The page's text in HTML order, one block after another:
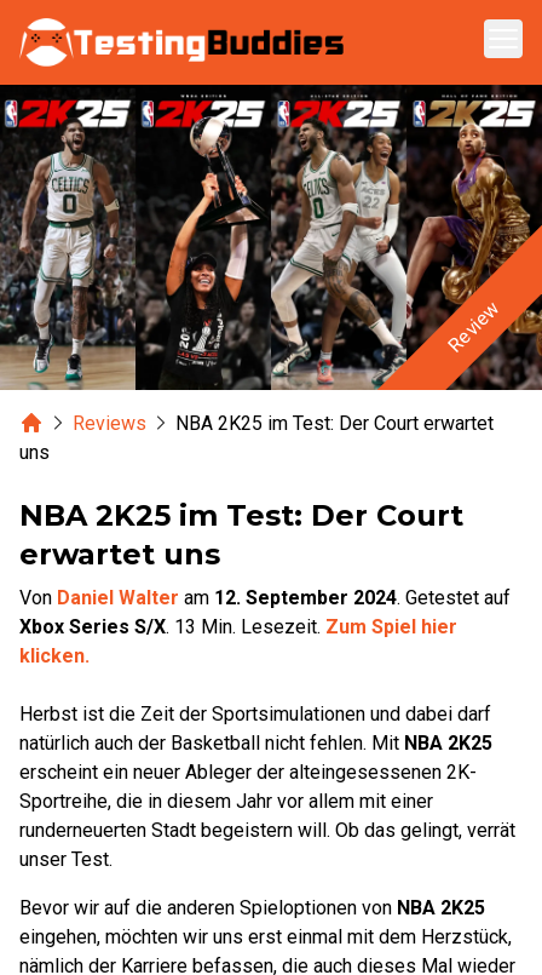
Zum Hauptinhalt springen
Review
HomeReviews
NBA 2K25 im Test: Der Court erwartet
uns
NBA 2K25 im Test: Der Court
erwartet uns
Von Daniel Walter am 12. September 2024. Getestet auf
Xbox Series S/X. 13 Min. Lesezeit. Zum Spiel hier
klicken.
Herbst ist die Zeit der Sportsimulationen und dabei darf
natürlich auch der Basketball nicht fehlen. Mit NBA 2K25
erscheint ein neuer Ableger der alteingesessenen 2K-
Sportreihe, die in diesem Jahr vor allem mit einer
runderneuerten Stadt begeistern will. Ob das gelingt, verrät
unser Test.
Bevor wir auf die anderen Spieloptionen von NBA 2K25
eingehen, möchten wir uns erst einmal mit dem Herzstück,
nämlich der Karriere befassen, die auch dieses Mal wieder